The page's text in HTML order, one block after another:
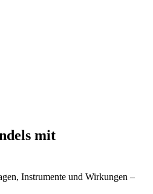
mit
Instrumente und Wirkungen –